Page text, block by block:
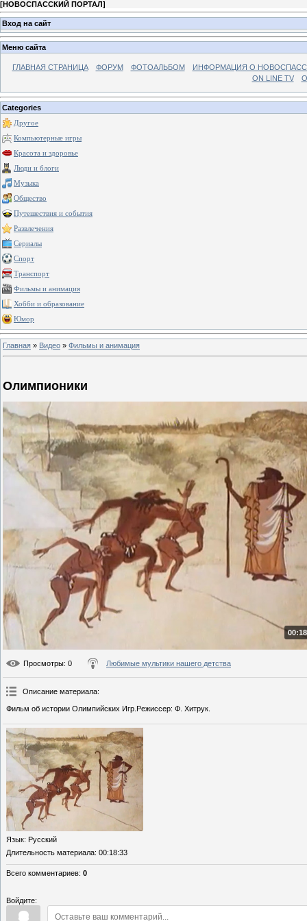
[НОВОСПАССКИЙ ПОРТАЛ]
Вход на сайт
Меню сайта
ГЛАВНАЯ СТРАНИЦА ФОРУМ ФОТОАЛЬБОМ
ИНФОРМАЦИЯ О
ON LINE TV
Categories
Другое
Компьютерные игры
Красота и здоровье
Люди и блоги
Музыка
Общество
Путешествия и события
Развлечения
Сериалы
Спорт
Транспорт
Фильмы и анимация
Хобби и образование
Юмор
Главная » Видео » Фильмы и анимация
Олимпионики
Просмотры: 0 Любимые мультики нашего детства
Описание материала:
Фильм об истории Олимпийских Игр.Режиссер: Ф. Хитрук.
Язык: Русский
Длительность материала: 00:18:33
Всего комментариев: 0
Войдите: